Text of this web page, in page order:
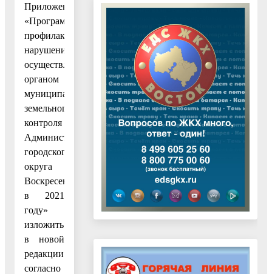
Приложение
«Программа
профилактики
нарушений,
осуществляемой
органом
муниципального
земельного
контроля
Администрации
городского
округа
Воскресенск
в 2021
году»
изложить
в новой
редакции
согласно